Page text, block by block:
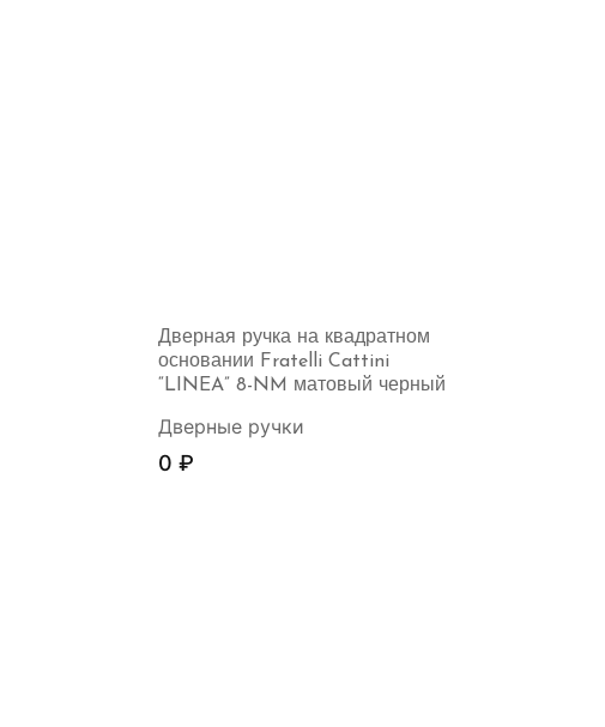
Дверная ручка на квадратном
основании Fratelli Cattini
“LINEA” 8-NM матовый черный
Дверные ручки
0 ₽